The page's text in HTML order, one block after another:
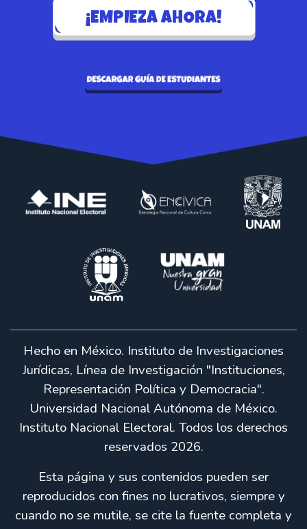
¡EMPIEZA AHORA!
Hecho en México. Instituto de Investigaciones
Jurídicas, Línea de Investigación "Instituciones,
Representación Política y Democracia".
Universidad Nacional Autónoma de México.
Instituto Nacional Electoral. Todos los derechos
reservados 2026.
Esta página y sus contenidos pueden ser
reproducidos con fines no lucrativos, siempre y
cuando no se mutile, se cite la fuente completa y